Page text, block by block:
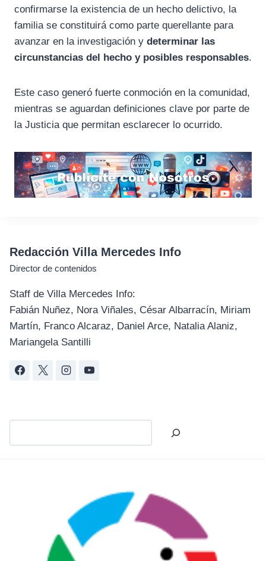
confirmarse la existencia de un hecho delictivo, la
familia se constituirá como parte querellante para
avanzar en la investigación y determinar las
circunstancias del hecho y posibles responsables.
Este caso generó fuerte conmoción en la comunidad,
mientras se aguardan definiciones clave por parte de
la Justicia que permitan esclarecer lo ocurrido.
Redacción Villa Mercedes Info
Director de contenidos
Staff de Villa Mercedes Info:
Fabián Nuñez, Nora Viñales, César Albarracín, Miriam
Martín, Franco Alcaraz, Daniel Arce, Natalia Alaniz,
Mariangela Santilli